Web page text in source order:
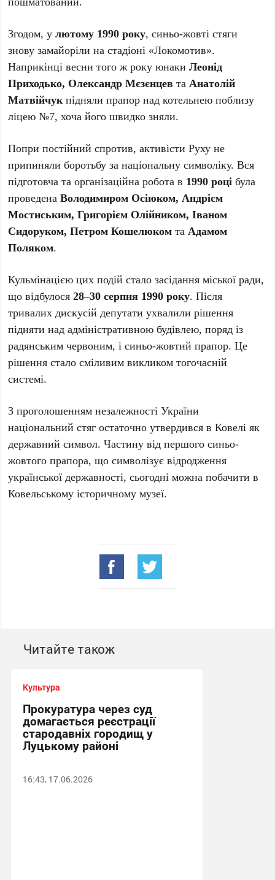
Згодом, улютому 1990 року, синьо-жовті стяги
знову замайоріли на стадіоні «Локомотив».
Наприкінці весни того ж року юнакиЛеонід
Приходько, Олександр Мєзєнцев таАнатолій
Матвійчукпідняли прапор над котельнею поблизу
ліцею №7, хоча його швидко зняли.
Попри постійний спротив, активісти Руху не
припиняли боротьбу за національну символіку. Вся
підготовча та організаційна робота в 1990 році була
проведенаВолодимиром Осіюком, Андрієм
Мостиським, Григорієм Олійником, Іваном
Сидоруком, Петром Кошелюком таАдамом
Поляком.
Кульмінацією цих подій стало засідання міської ради,
що відбулося28–30 серпня 1990 року. Після
тривалих дискусій депутати ухвалили рішення
підняти над адміністративною будівлею, поряд із
радянським червоним, і синьо-жовтий прапор. Це
рішення стало сміливим викликом тогочасній
системі.
З проголошенням незалежності України
національний стяг остаточно утвердився в Ковелі як
державний символ. Частину від першого синьо-
жовтого прапора, що символізує відродження
української державності, сьогодні можна побачити в
Ковельському історичному музеї.
Читайте також
Культура
Прокуратура через суд
домагається реєстрації
стародавніх городищ у
Луцькому районі
16:43, 17.06.2026